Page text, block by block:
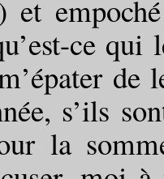
et
ce
de
s’ils
la